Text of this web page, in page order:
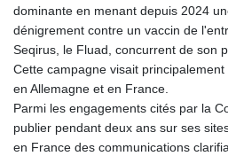
dominante en menant depuis 2024
dénigrement contre un vaccin de
Seqirus, le Fluad, concurrent de son
Cette campagne visait
en Allemagne et en France.
Parmi les engagements cités par la
publier pendant deux ans sur ses
en France des communications